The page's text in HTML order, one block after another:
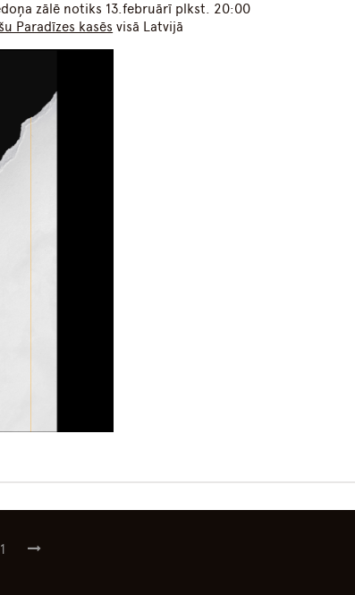
zālē notiks 13.februārī plkst. 20:00
Paradīzes kasēs visā Latvijā
1